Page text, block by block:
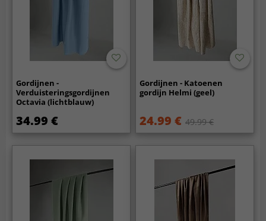
Gordijnen -
Verduisteringsgordijnen
Octavia (lichtblauw)
34.99 €
Gordijnen - Katoenen
gordijn Helmi (geel)
24.99 € 49.99 €